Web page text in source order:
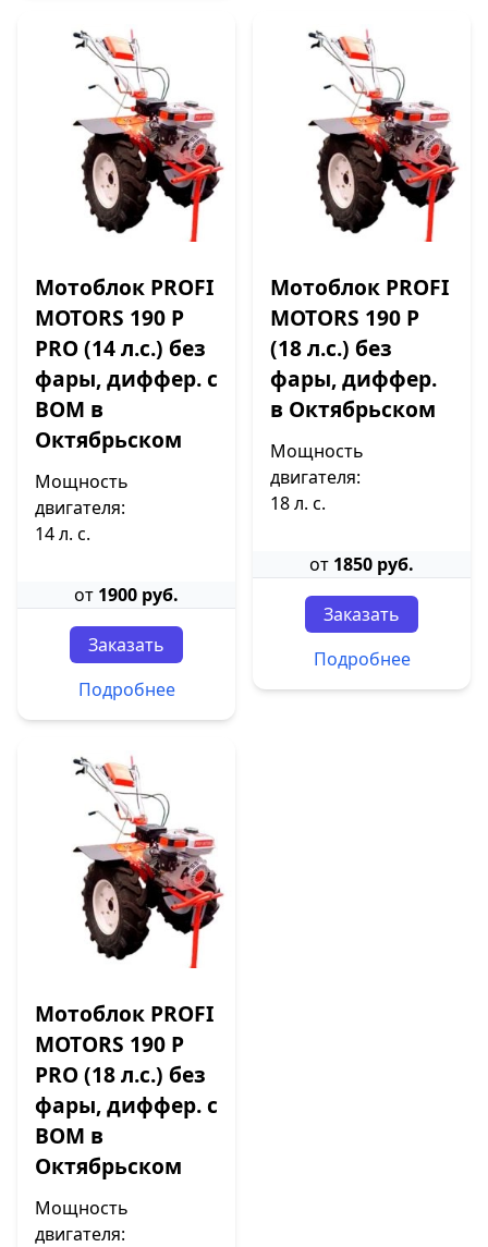
Мотоблок PROFI
MOTORS 190 P
PRO (14 л.с.) без
фары, диффер. с
ВОМ в
Октябрьском
Мощность
двигателя:
14 л. с.
от 1900 руб.
Заказать
Подробнее
Мотоблок PROFI
MOTORS 190 P
(18 л.с.) без
фары, диффер.
в Октябрьском
Мощность
двигателя:
18 л. с.
от 1850 руб.
Заказать
Подробнее
Мотоблок PROFI
MOTORS 190 P
PRO (18 л.с.) без
фары, диффер. с
ВОМ в
Октябрьском
Мощность
двигателя: